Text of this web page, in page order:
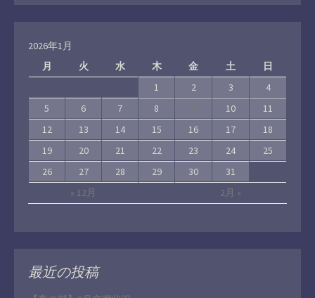
2026年1月
月
火 水 木 金 土 日
« 12月 2月 »
1 2 3
4
5
6 7 8 10
11
12
13 14 15 16 17
18
19
20 21 22 23 24
25
26
27 28 29 30 31
最近の投稿